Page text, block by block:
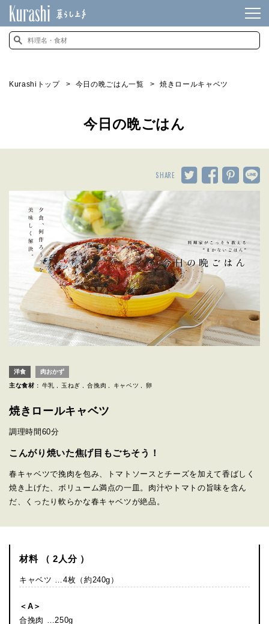
Kurashiトップ 今日の晩ごはん一覧 焼きロールキャベツ
今日の晩ごはん
SHARE
洋食 肉おかず
主な食材 : 牛乳 玉ねぎ 合挽肉 キャベツ 卵
焼きロールキャベツ
調理時間 60分
こんがり焼いた焦げ目もごちそう！
春キャベツで挽肉を包み、トマトソースとチーズを加えて香ばしく
焼き上げた、ボリューム満点の一皿。肉汁やトマトの旨味を含ん
だ、くったり軟らかな春キャベツが絶品。
材料 （ 2人分 ）
キャベツ …4枚（約240g）
＜A＞
合挽肉 …250g